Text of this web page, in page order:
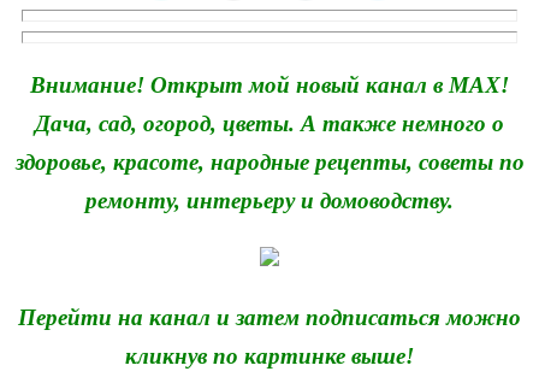
Внимание! Открыт мой новый канал в MAX!
Дача, сад, огород, цветы. А также немного о
здоровье, красоте, народные рецепты, советы по
ремонту, интерьеру и домоводству.
Перейти на канал и затем подписаться можно
кликнув по картинке выше!